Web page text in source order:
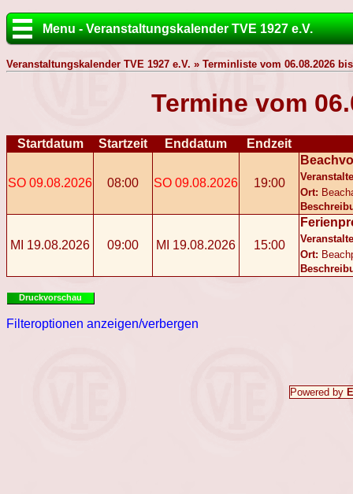
Menu - Veranstaltungskalender TVE 1927 e.V.
Veranstaltungskalender TVE 1927 e.V. » Terminliste vom 06.08.2026
Termine vom
Startdatum Startzeit Enddatum Endzeit
SO 09.08.2026 08:00 SO 09.08.2026 19:00
Ort:
MI 19.08.2026 09:00 MI 19.08.2026 15:00
Ort:
Druckvorschau
Filteroptionen anzeigen/verbergen
Powered by